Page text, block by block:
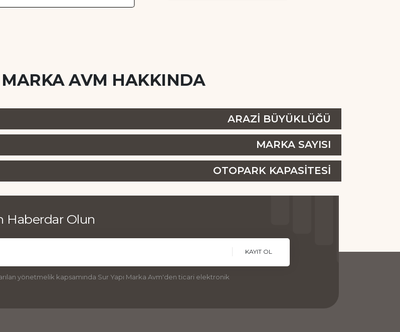
MARKA AVM HAKKINDA
ARAZİ BÜYÜKLÜĞÜ
MARKA SAYISI
OTOPARK KAPASİTESİ
Haberdar Olun
KAYIT OL
yönetmelik kapsamında Sur Yapı Marka Avm'den ticari elektronik